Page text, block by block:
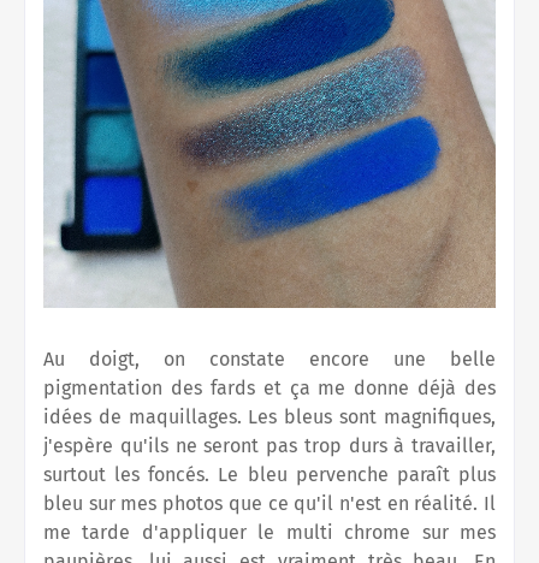
Au doigt, on constate encore une belle
pigmentation des fards et ça me donne déjà des
idées de maquillages. Les bleus sont magnifiques,
j'espère qu'ils ne seront pas trop durs à travailler,
surtout les foncés. Le bleu pervenche paraît plus
bleu sur mes photos que ce qu'il n'est en réalité. Il
me tarde d'appliquer le multi chrome sur mes